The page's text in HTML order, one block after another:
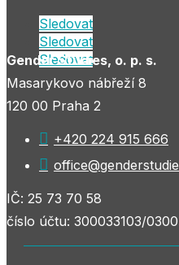
Sledovat
Sledovat
Sledovat
Gender Studies, o. p. s.
Masarykovo nábřeží 8
120 00 Praha 2
 +420 224 915 666

IČ: 25 73 70 58
číslo účtu: 300033103/0300